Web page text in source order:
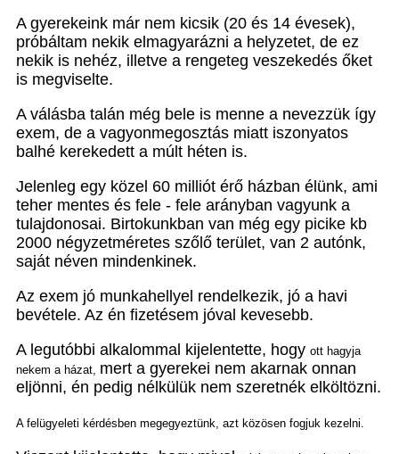
A gyerekeink már nem kicsik (20 és 14 évesek),
próbáltam nekik elmagyarázni a helyzetet, de ez
nekik is nehéz, illetve a rengeteg veszekedés őket
is megviselte.
A válásba talán még bele is menne a nevezzük így
exem, de a vagyonmegosztás miatt iszonyatos
balhé kerekedett a múlt héten is.
Jelenleg egy közel 60 milliót érő házban élünk, ami
teher mentes és fele - fele arányban vagyunk a
tulajdonosai. Birtokunkban van még egy picike kb
2000 négyzetméretes szőlő terület, van 2 autónk,
saját néven mindenkinek.
Az exem jó munkahellyel rendelkezik, jó a havi
bevétele. Az én fizetésem jóval kevesebb.
A legutóbbi alkalommal kijelentette, hogy ott hagyja
nekem a házat, mert a gyerekei nem akarnak onnan
eljönni, én pedig nélkülük nem szeretnék elköltözni.
A felügyeleti kérdésben megegyeztünk, azt közösen fogjuk kezelni.